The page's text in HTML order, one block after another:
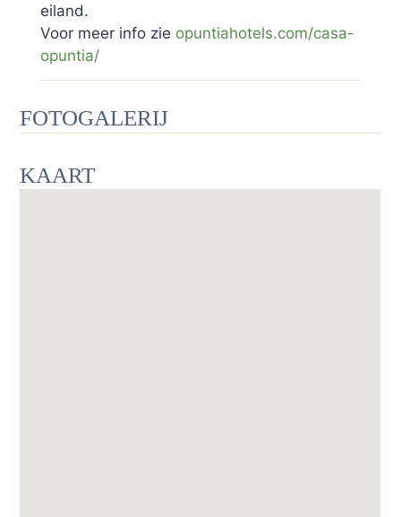
eiland.
Voor meer info zie opuntiahotels.com/casa-
opuntia/
FOTOGALERIJ
KAART